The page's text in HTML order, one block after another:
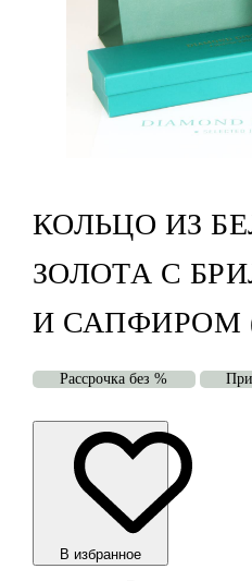
КОЛЬЦО ИЗ
ЗОЛОТА С
И САПФИРОМ
Рассрочка без %
В избранноe